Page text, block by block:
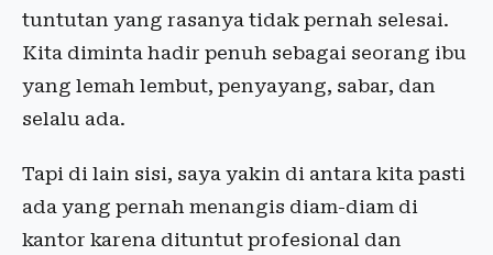
tuntutan yang rasanya tidak pernah selesai.
Kita diminta hadir penuh sebagai seorang ibu
yang lemah lembut, penyayang, sabar, dan
selalu ada.
Tapi di lain sisi, saya yakin di antara kita pasti
ada yang pernah menangis diam-diam di
kantor karena dituntut profesional dan